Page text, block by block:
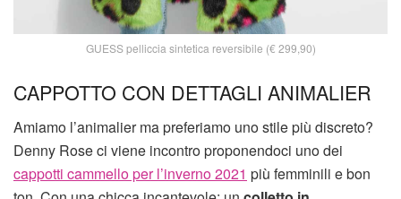
GUESS pelliccia sintetica reversibile (€ 299,90)
CAPPOTTO CON DETTAGLI ANIMALIER
Amiamo l’animalier ma preferiamo uno stile più discreto?
Denny Rose ci viene incontro proponendoci uno dei
cappotti cammello per l’inverno 2021 più femminili e bon